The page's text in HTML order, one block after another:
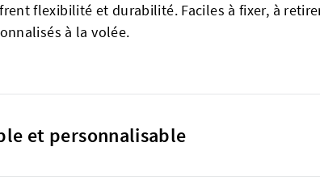
flexibilité et durabilité. Faciles à fixer, à
à la volée.
et personnalisable